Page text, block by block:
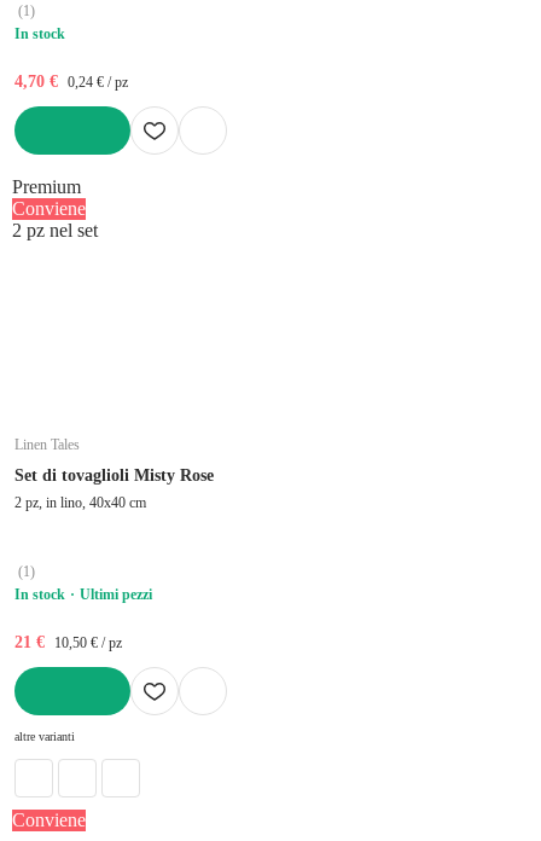
(1)
In stock
4,70 € 0,24 € / pz
Premium
Conviene
2 pz nel set
Linen Tales
Set di tovaglioli Misty Rose
2 pz, in lino, 40x40 cm
(1)
In stock
Ultimi pezzi
21 € 10,50 € / pz
altre varianti
Conviene